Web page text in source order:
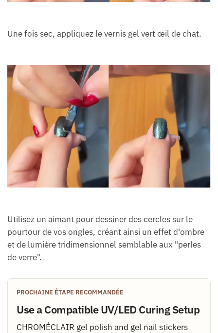
Une fois sec, appliquez le vernis gel vert œil de chat.
Utilisez un aimant pour dessiner des cercles sur le
pourtour de vos ongles, créant ainsi un effet d'ombre
et de lumière tridimensionnel semblable aux "perles
de verre".
PROCHAINE ÉTAPE RECOMMANDÉE
Use a Compatible UV/LED Curing Setup
CHROMÉCLAIR gel polish and gel nail stickers